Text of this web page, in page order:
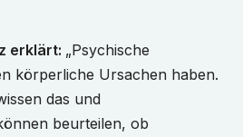
erklärt: „Psychische
körperliche Ursachen haben.
das und
beurteilen, ob